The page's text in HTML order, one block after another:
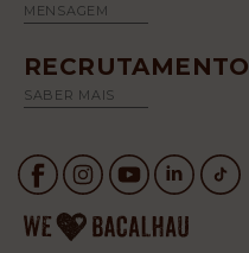
MENSAGEM
RECRUTAMENTO
SABER MAIS